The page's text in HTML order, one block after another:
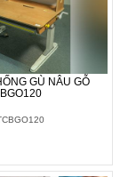
GÙ NÂU GỖ